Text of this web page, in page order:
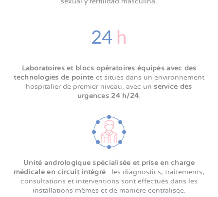
Laboratoires et blocs opératoires équipés avec des
technologies de pointe et situés dans un environnement
hospitalier de premier niveau, avec unservice des
urgences 24 h/24.
Unité andrologique spécialisée et prise en charge
médicale en circuit intégré : les diagnostics, traitements,
consultations et interventions sont effectués dans les
installations mêmes et de manière centralisée.